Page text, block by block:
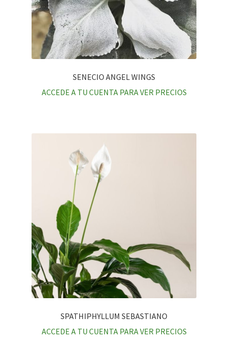
SENECIO ANGEL WINGS
ACCEDE A TU CUENTA PARA VER PRECIOS
SPATHIPHYLLUM SEBASTIANO
ACCEDE A TU CUENTA PARA VER PRECIOS